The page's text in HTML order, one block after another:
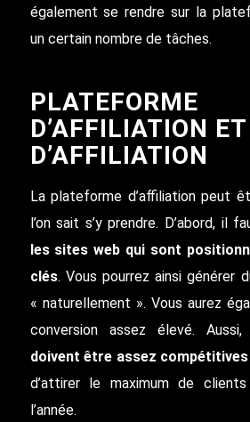
également se rendre sur la
un certain nombre de tâches.
PLATEFORME
D’AFFILIATION
D’AFFILIATION
La plateforme d’affiliation peut
l’on sait s’y prendre. D’abord, il
les sites web qui sont
clés. Vous pourrez ainsi
« naturellement ». Vous aurez
conversion assez élevé.
doivent être assez compétitives
d’attirer le maximum de
l’année.